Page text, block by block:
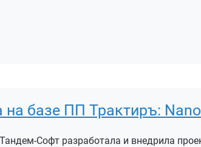
базе ПП Трактиръ: Nano
Софт разработала и внедрила